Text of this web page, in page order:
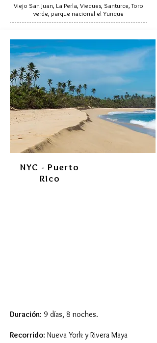
Viejo San Juan, La Perla, Vieques, Santurce, Toro
verde, parque nacional el Yunque
NYC - Puerto
Rico
Duración: 9 días, 8 noches.
Recorrido: Nueva York y Rivera Maya